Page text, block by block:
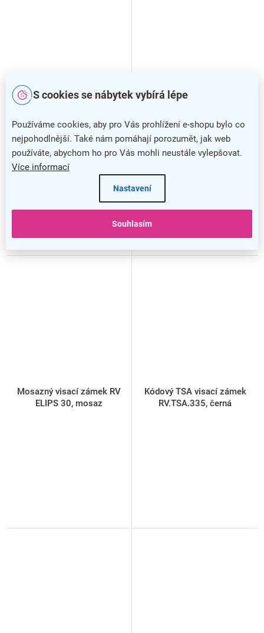
S cookies se nábytek vybírá lépe
Používáme cookies, aby pro Vás prohlížení e-shopu bylo co
nejpohodlnější. Také nám pomáhají porozumět, jak web
používáte, abychom ho pro Vás mohli neustále vylepšovat.
Více informací
Nastavení
Souhlasím
Mosazný visací zámek RV
ELIPS 25, mosaz
Kódový visací zámek
RV.12002.30, černá
Mosazný visací zámek RV
ELIPS 30, mosaz
Kódový TSA visací zámek
RV.TSA.335, černá